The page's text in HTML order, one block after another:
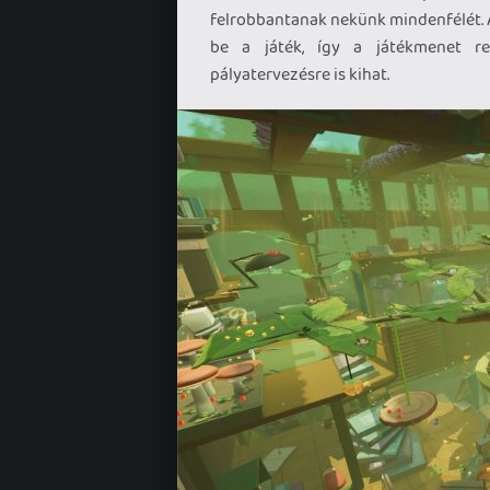
felrobbantanak nekünk
be a játék, így a játékmenet
pályatervezésre is kihat.